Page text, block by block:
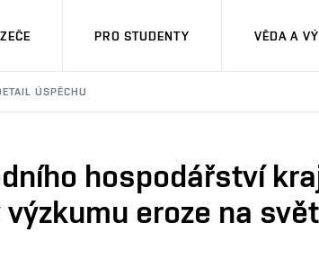
PRO STUDENTY VĚDA A
ÚSPĚCHU
hospodářství
eroze na